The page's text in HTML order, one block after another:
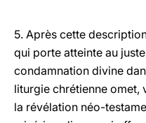
5. Après cette
qui porte atteinte au
condamnation divine
liturgie chrétienne omet,
la révélation néo-